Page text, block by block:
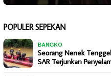
POPULER SEPEKAN
BANGKO
Seorang Nenek
SAR Terjunkan